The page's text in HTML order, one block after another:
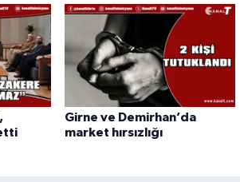
Girne ve Demirhan’da
market hırsızlığı